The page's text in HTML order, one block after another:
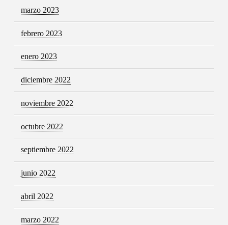
marzo 2023
febrero 2023
enero 2023
diciembre 2022
noviembre 2022
octubre 2022
septiembre 2022
junio 2022
abril 2022
marzo 2022